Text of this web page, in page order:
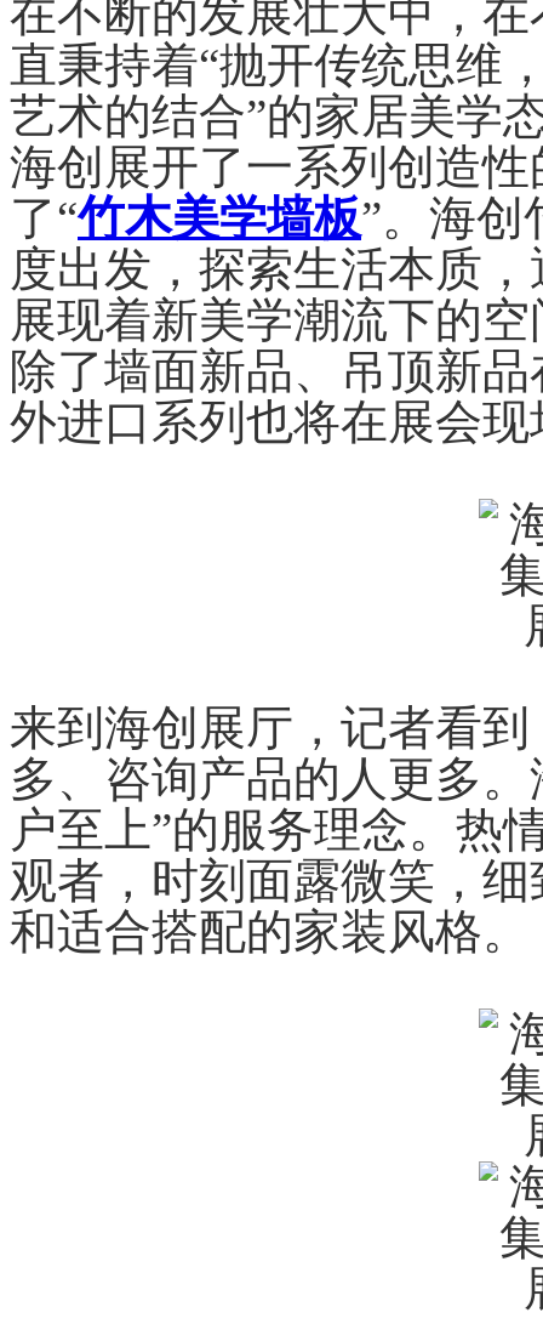
在不断的发展壮大中，
直秉持着“抛开传统思维
艺术的结合”的家居美学
海创展开了一系列创造
了“竹木美学墙板”。海创
度出发，探索生活本质
展现着新美学潮流下的
除了墙面新品、吊顶新
外进口系列也将在展会
来到海创展厅，记者看
多、咨询产品的人更多
户至上”的服务理念。热
观者，时刻面露微笑，
和适合搭配的家装风格。